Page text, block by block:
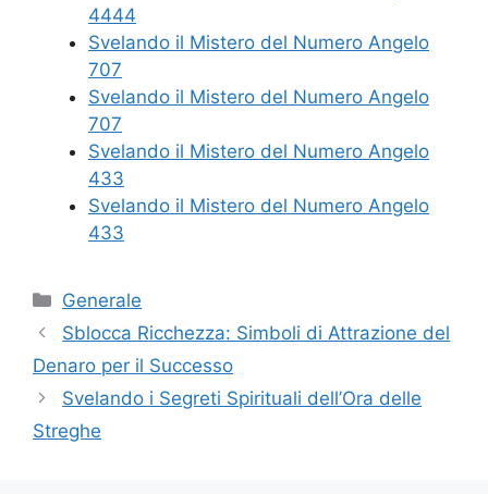
4444
Svelando il Mistero del Numero Angelo
707
Svelando il Mistero del Numero Angelo
707
Svelando il Mistero del Numero Angelo
433
Svelando il Mistero del Numero Angelo
433
Categories
Generale
Sblocca Ricchezza: Simboli di Attrazione del
Denaro per il Successo
Svelando i Segreti Spirituali dell’Ora delle
Streghe